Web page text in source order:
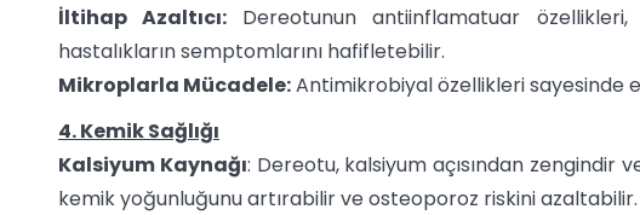
İltihap Azaltıcı: Dereotunun antiinflamatuar
hastalıkların semptomlarını hafifletebilir.
Mikroplarla Mücadele:Antimikrobiyal özellikleri sayesinde
4. Kemik Sağlığı
Kalsiyum Kaynağı: Dereotu, kalsiyum açısından zengindir
kemik yoğunluğunu artırabilir ve osteoporoz riskini azaltabilir.